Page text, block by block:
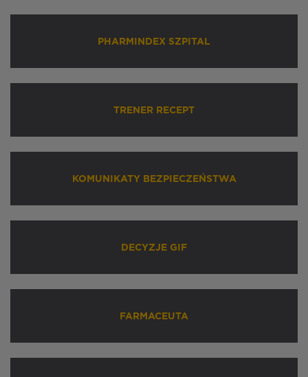
PHARMINDEX SZPITAL
TRENER RECEPT
KOMUNIKATY BEZPIECZEŃSTWA
DECYZJE GIF
FARMACEUTA